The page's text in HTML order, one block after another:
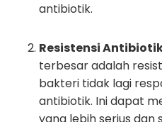
antibiotik.
Resistensi
terbesar adalah
bakteri tidak lagi
antibiotik. Ini dapat